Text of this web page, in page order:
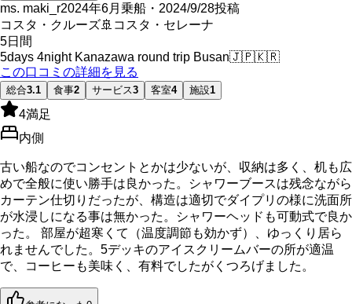
ms. maki_r2024年6月乗船・2024/9/28投稿
コスタ・クルーズ🚢 コスタ・セレーナ
5日間
5days 4night Kanazawa round trip Busan🇯🇵🇰🇷
この口コミの詳細を見る
総合3.1 食事2 サービス3 客室4 施設1
4満足
内側
古い船なのでコンセントとかは少ないが、収納は多く、机も広
めで全般に使い勝手は良かった。シャワーブースは残念ながら
カーテン仕切りだったが、構造は適切でダイプリの様に洗面所
が水浸しになる事は無かった。シャワーヘッドも可動式で良か
った。 部屋が超寒くて（温度調節も効かず）、ゆっくり居ら
れませんでした。5デッキのアイスクリームバーの所が適温
で、コーヒーも美味く、有料でしたがくつろげました。